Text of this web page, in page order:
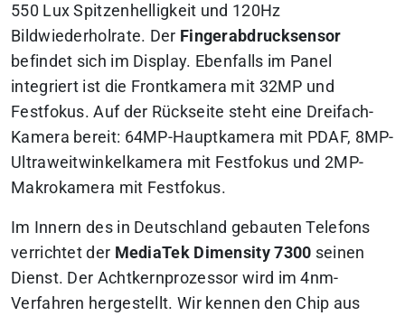
550 Lux Spitzenhelligkeit und 120Hz
Bildwiederholrate. Der Fingerabdrucksensor
befindet sich im Display. Ebenfalls im Panel
integriert ist die Frontkamera mit 32MP und
Festfokus. Auf der Rückseite steht eine Dreifach-
Kamera bereit: 64MP-Hauptkamera mit PDAF, 8MP-
Ultraweitwinkelkamera mit Festfokus und 2MP-
Makrokamera mit Festfokus.
Im Innern des in Deutschland gebauten Telefons
verrichtet der MediaTek Dimensity 7300 seinen
Dienst. Der Achtkernprozessor wird im 4nm-
Verfahren hergestellt. Wir kennen den Chip aus